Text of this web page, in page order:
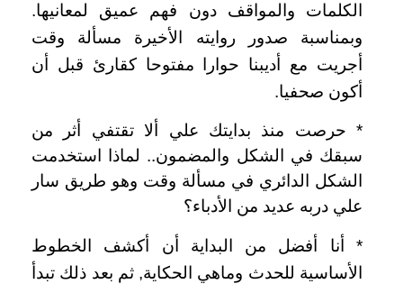
الكلمات والمواقف دون فهم عميق لمعانيها‏.‏
وبمناسبة صدور روايته الأخيرة مسألة وقت
أجريت مع أديبنا حوارا مفتوحا كقارئ قبل أن
أكون صحفيا‏.‏
*‏ حرصت منذ بدايتك علي ألا تقتفي أثر من
سبقك في الشكل والمضمون‏..‏ لماذا استخدمت
الشكل الدائري في مسألة وقت وهو طريق سار
علي دربه عديد من الأدباء؟
‏*‏ أنا أفضل من البداية أن أكشف الخطوط
الأساسية للحدث وماهي الحكاية‏,‏ ثم بعد ذلك تبدأ